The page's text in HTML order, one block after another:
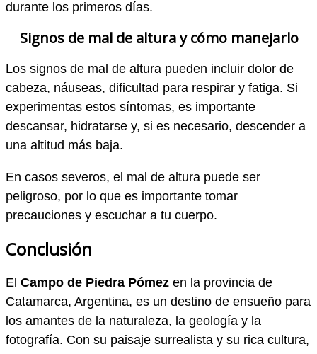
durante los primeros días.
Signos de mal de altura y cómo manejarlo
Los signos de mal de altura pueden incluir dolor de
cabeza, náuseas, dificultad para respirar y fatiga. Si
experimentas estos síntomas, es importante
descansar, hidratarse y, si es necesario, descender a
una altitud más baja.
En casos severos, el mal de altura puede ser
peligroso, por lo que es importante tomar
precauciones y escuchar a tu cuerpo.
Conclusión
El Campo de Piedra Pómez en la provincia de
Catamarca, Argentina, es un destino de ensueño para
los amantes de la naturaleza, la geología y la
fotografía. Con su paisaje surrealista y su rica cultura,